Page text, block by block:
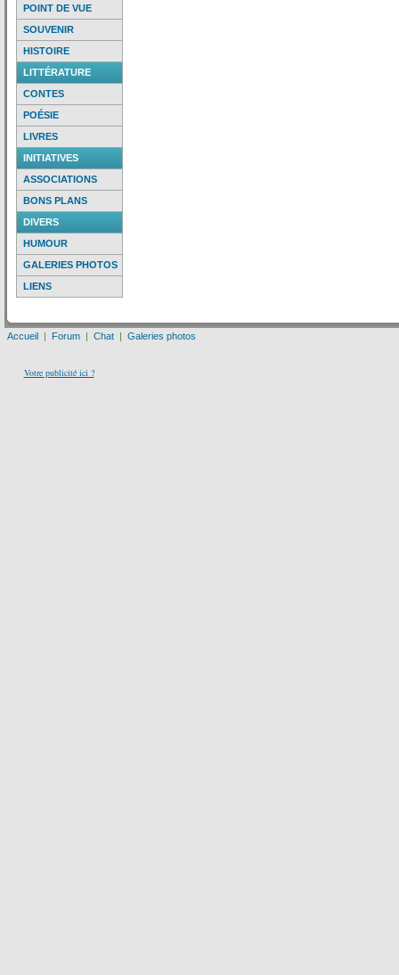
POINT DE VUE
SOUVENIR
HISTOIRE
LITTÉRATURE
CONTES
POÉSIE
LIVRES
INITIATIVES
ASSOCIATIONS
BONS PLANS
DIVERS
HUMOUR
GALERIES PHOTOS
LIENS
Accueil | Forum | Chat | Galeries photos
Votre publicité ici ?